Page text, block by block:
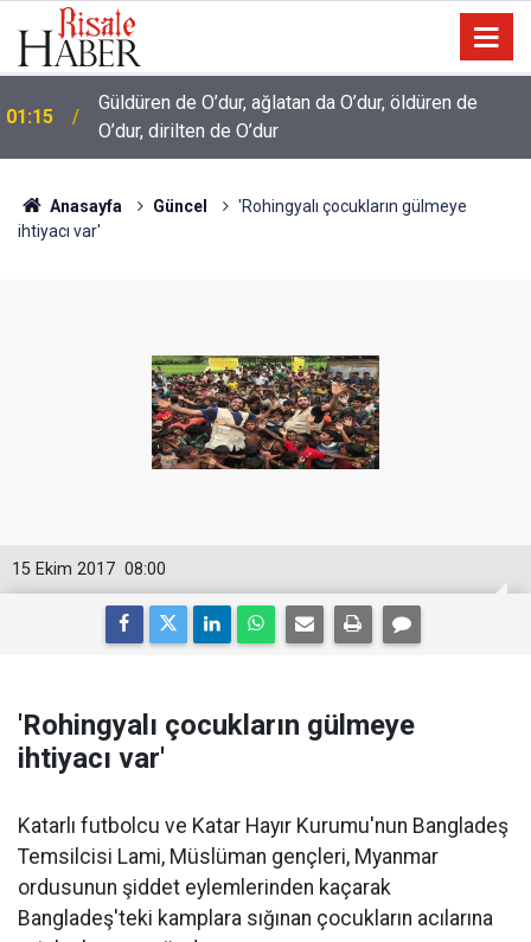
01:15
Güldüren de O’dur, ağlatan da O’dur, öldüren de
O’dur, dirilten de O’dur
Anasayfa Güncel
'Rohingyalı çocukların gülmeye
ihtiyacı var'
08:00
15 Ekim 2017
'Rohingyalı çocukların gülmeye
ihtiyacı var'
Katarlı futbolcu ve Katar Hayır Kurumu'nun Bangladeş
Temsilcisi Lami, Müslüman gençleri, Myanmar
ordusunun şiddet eylemlerinden kaçarak
Bangladeş'teki kamplara sığınan çocukların acılarına